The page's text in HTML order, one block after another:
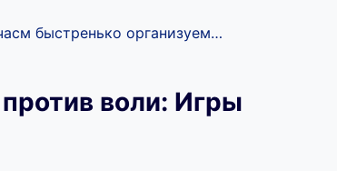
быстренько организуем…
воли: Игры